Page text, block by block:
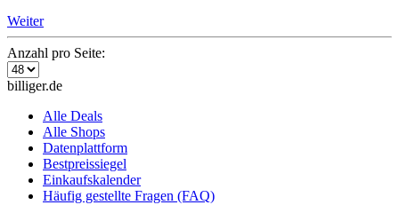
Weiter
Anzahl pro Seite:
billiger.de
Alle Deals
Alle Shops
Datenplattform
Bestpreissiegel
Einkaufskalender
Häufig gestellte Fragen (FAQ)